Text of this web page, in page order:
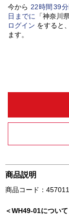
今から 22時間 39
日 までに 「神奈川
ログイン をすると
ます。
商品説明
商品コード：
＜WH49-01について